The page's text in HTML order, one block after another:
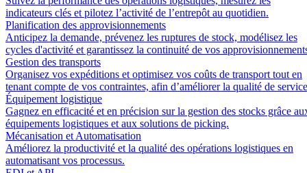
indicateurs clés et pilotez l’activité de l’entrepôt au quotidien.
Planification des approvisionnements
Anticipez la demande, prévenez les ruptures de stock, modélisez les
cycles d'activité et garantissez la continuité de vos
Gestion des transports
Organisez vos expéditions et optimisez vos coûts de transport tout en
tenant compte de vos contraintes, afin d’améliorer la qualité de
Équipement logistique
Gagnez en efficacité et en précision sur la gestion des stocks grâce
équipements logistiques et aux solutions de picking.
Mécanisation et Automatisation
Améliorez la productivité et la qualité des opérations logistiques en
automatisant vos processus.